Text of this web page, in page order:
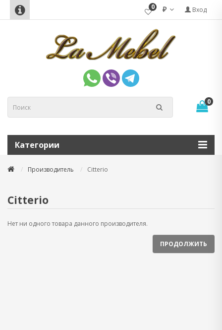
Вход
₽
0
0
Категории
Производитель Citterio
Citterio
Нет ни одного товара данного производителя.
ПРОДОЛЖИТЬ